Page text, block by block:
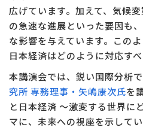
広げています。加えて、気候
の急速な進展といった要因も
な影響を与えています。この
日本経済はどのように対応す
本講演会では、鋭い国際分析
究所 専務理事・矢嶋康次氏を
と日本経済 ～激変する世界に
マに、未来への視座を示してい